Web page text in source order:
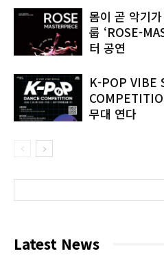
몸이 곧 악기
룹 ‘ROSE-
터 공연
K-POP VIBE
무대 연다
Latest News